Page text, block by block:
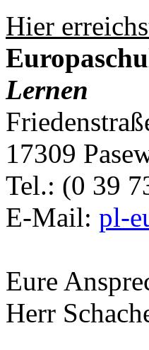
Hier
Lernen
17309
Tel.: (0 39
E-Mail: pl-
Eure
Herr